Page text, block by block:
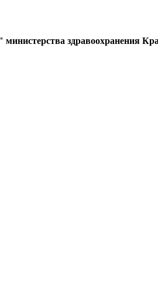
здравоохранения